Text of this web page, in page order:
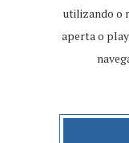
utilizando o
aperta o